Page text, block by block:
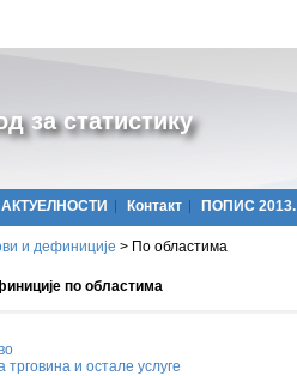
за статистику
АКТУЕЛНОСТИ Контакт ПОПИС 2013.
и дефиниције > По областима
по областима
трговина и остале услуге